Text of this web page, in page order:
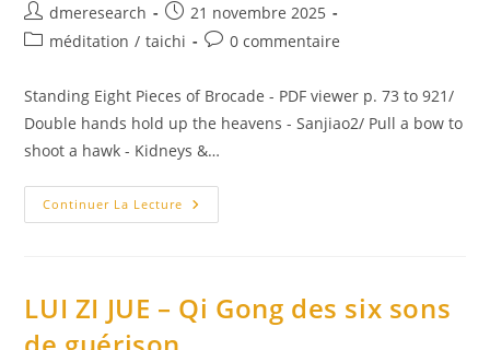
Auteur/autrice
de
dmeresearch
Publication
publiée :
21 novembre 2025
Postméditation / taichi
Commentaires
la
publication :
0 commentaire
Standing Eight Pieces of Brocade - PDF viewer p. 73 to 921/
Double hands hold up the heavens - Sanjiao2/ Pull a bow to
shoot a hawk - Kidneys &…
Continuer La Lecture Yang
Jwing
QiGong
Exercises
For
LUI ZI JUE – Qi Gong des six sons